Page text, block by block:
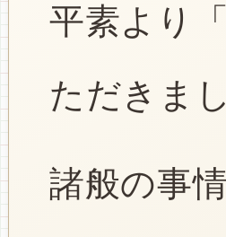
平素より
ただきま
諸般の事